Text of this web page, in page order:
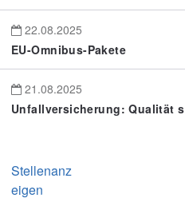
22.08.2025
EU-Omnibus-Pakete
21.08.2025
Unfallversicherung: Qualität
Stellenanz
eigen